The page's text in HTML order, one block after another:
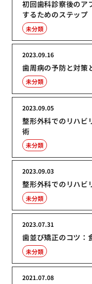
初回歯科診察後のア
するためのステップ
未分類
歯周病の予防と対策
2023.09.16
未分類
整形外科でのリハビ
術
2023.09.05
未分類
整形外科でのリハビ
2023.09.03
未分類
歯並び矯正のコツ：
2023.07.31
未分類
2021.07.08